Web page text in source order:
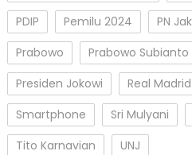
PDIP
Pemilu 2024 PN
Prabowo
Prabowo Subianto
Presiden Jokowi
Real Madrid
Smartphone
Sri Mulyani
Tito Karnavian
UNJ